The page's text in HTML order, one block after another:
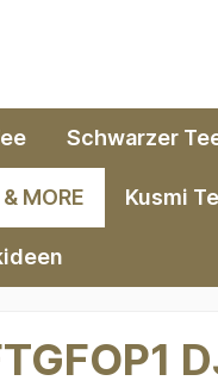
Schwarzer
& MORE Kusmi